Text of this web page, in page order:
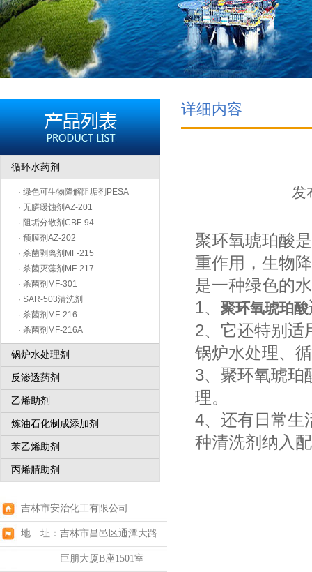
循环水药剂
· 绿色可生物降解阻垢剂PESA
· 无膦缓蚀剂AZ-201
· 阻垢分散剂CBF-94
· 预膜剂AZ-202
· 杀菌剥离剂MF-215
· 杀菌灭藻剂MF-217
· 杀菌剂MF-301
· SAR-503清洗剂
· 杀菌剂MF-216
· 杀菌剂MF-216A
锅炉水处理剂
反渗透药剂
乙烯助剂
炼油石化制成添加剂
苯乙烯助剂
丙烯腈助剂
吉林市安治化工有限公司
地 址：吉林市昌邑区通潭大路
巨朋大厦B座1501室
详细内容
发
聚环氧琥珀酸
重作用，生物
是一种绿色的
1、 聚环氧琥珀酸
2、它还特别适
锅炉水处理、
3、聚环氧琥珀
理。
4、还有日常生
种清洗剂纳入